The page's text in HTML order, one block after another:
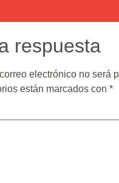
respuesta
electrónico no será
están marcados con *